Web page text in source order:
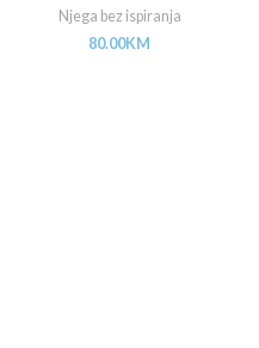
Njega bez ispiranja
80.00KM